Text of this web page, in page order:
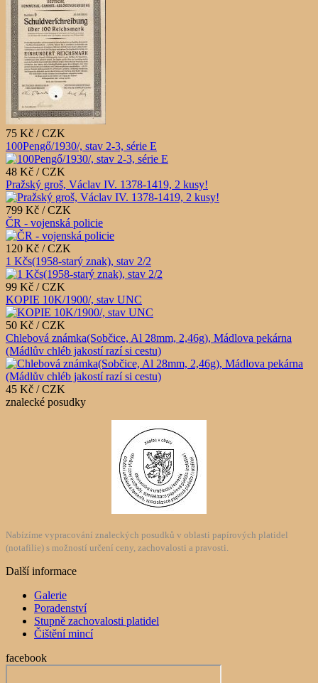
75 Kč / CZK
100Pengő/1930/, stav 2-3, série E
48 Kč / CZK
Pražský groš, Václav IV. 1378-1419, 2 kusy!
799 Kč / CZK
ČR - vojenská policie
120 Kč / CZK
1 Kčs(1958-starý znak), stav 2/2
99 Kč / CZK
KOPIE 10K/1900/, stav UNC
50 Kč / CZK
Chlebová známka(Sobčice, Al 28mm, 2,46g), Mádlova pekárna
(Mádlův chléb jakostí razí si cestu)
45 Kč / CZK
znalecké posudky
Nabízíme vypracování znaleckých posudků v oblasti papírových platidel
(notafilie) s možností určení ceny, zachovalosti a pravosti.
Další informace
Galerie
Poradenství
Stupně zachovalosti platidel
Čištění mincí
facebook